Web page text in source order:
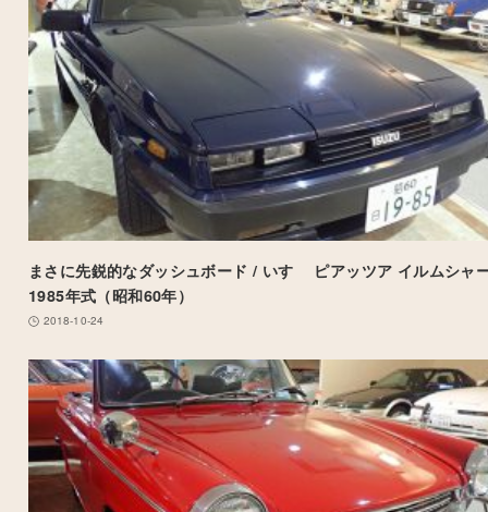
まさに先鋭的なダッシュボード / いすゞ ピアッツア イルムシャ
1985年式（昭和60年）
2018-10-24